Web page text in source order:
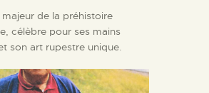
de la préhistoire
célèbre pour ses mains
son art rupestre unique.